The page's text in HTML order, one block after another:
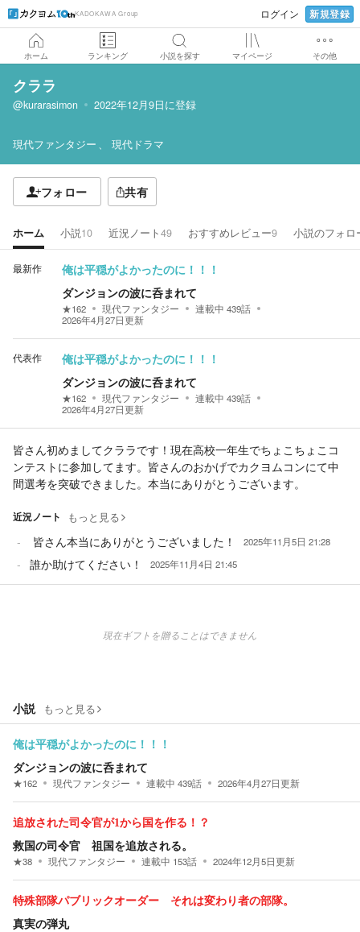
KADOKAWA Group ログイン 新規登録
ホーム ランキング 小説を探す マイページ その他
クララ
@kurarasimon 2022年12月9日に登録
現代ファンタジー 現代ドラマ
フォロー 共有
ホーム 小説10 近況ノート49 おすすめレビュー9 小説のフォロ
最新作 俺は平穏がよかったのに！！！
ダンジョンの波に呑まれて
★162 現代ファンタジー 連載中 439話
2026年4月27日更新
代表作 俺は平穏がよかったのに！！！
ダンジョンの波に呑まれて
★162 現代ファンタジー 連載中 439話
2026年4月27日更新
皆さん初めましてクララです！現在高校一年生でちょこちょこコ
ンテストに参加してます。皆さんのおかげでカクヨムコンにて中
間選考を突破できました。本当にありがとうございます。
近況ノート もっと見る
皆さん本当にありがとうございました！ 2025年11月5日 21:28
誰か助けてください！ 2025年11月4日 21:45
現在ギフトを贈ることはできません
小説 もっと見る
俺は平穏がよかったのに！！！
ダンジョンの波に呑まれて
★162 現代ファンタジー 連載中 439話 2026年4月27日更新
追放された司令官が1から国を作る！？
救国の司令官 祖国を追放される。
★38 現代ファンタジー 連載中 153話 2024年12月5日更新
特殊部隊パブリックオーダー それは変わり者の部隊。
真実の弾丸